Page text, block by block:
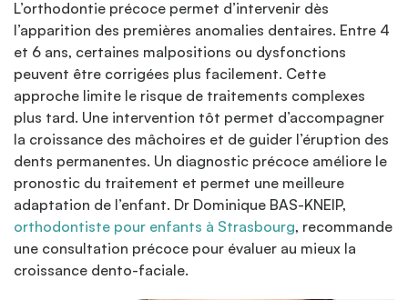
L’orthodontie précoce permet d’intervenir dès
l’apparition des premières anomalies dentaires. Entre 4
et 6 ans, certaines malpositions ou dysfonctions
peuvent être corrigées plus facilement. Cette
approche limite le risque de traitements complexes
plus tard. Une intervention tôt permet d’accompagner
la croissance des mâchoires et de guider l’éruption des
dents permanentes. Un diagnostic précoce améliore le
pronostic du traitement et permet une meilleure
adaptation de l’enfant. Dr Dominique BAS-KNEIP,
orthodontiste pour enfants à Strasbourg, recommande
une consultation précoce pour évaluer au mieux la
croissance dento-faciale.